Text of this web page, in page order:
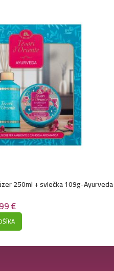
250ml + sviečka 109g-Ayurveda
€